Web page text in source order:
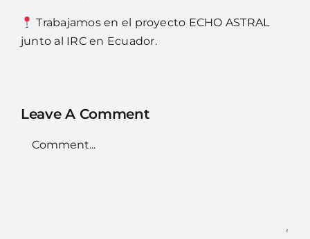
Trabajamos en el proyecto ECHO ASTRAL
junto al IRC en Ecuador.
Leave A Comment
Comment